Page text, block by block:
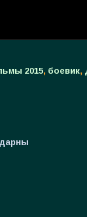
2015, боевик,